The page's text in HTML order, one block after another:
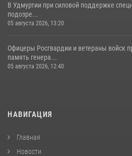
В Удмуртии при силовой поддержке
подозре...
05 августа 2026, 13:20
Офицеры Росгвардии и ветераны войск
память генера...
05 августа 2026, 12:40
НАВИГАЦИЯ
Главная
Новости